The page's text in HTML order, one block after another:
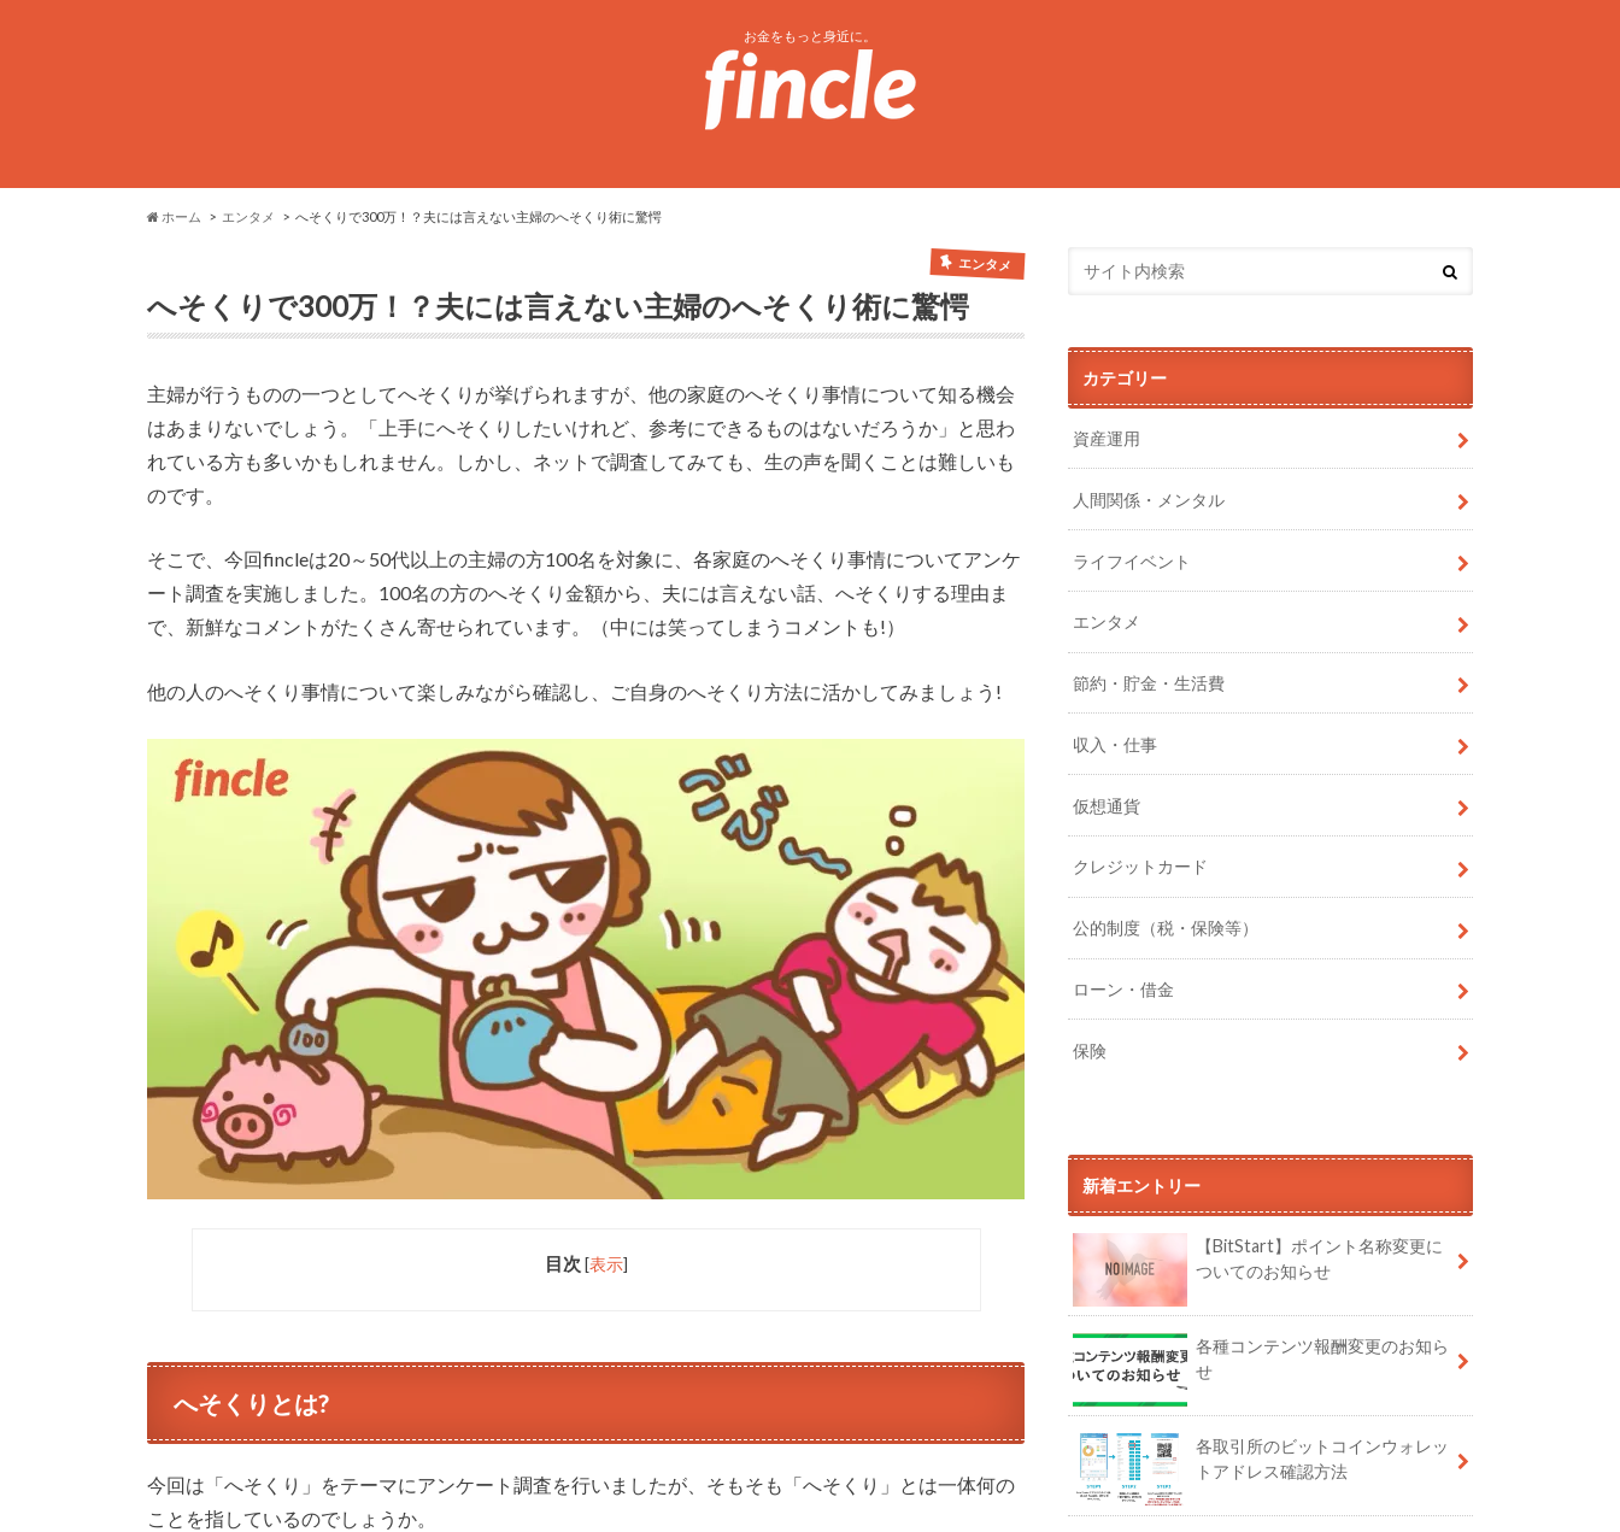
お金をもっと身近に。
ホーム エンタメ へそくりで300万！？夫には言えない主婦のへそくり術に驚愕
エンタメ
へそくりで300万！？夫には言えない主婦のへそくり術に驚愕
主婦が行うものの一つとしてへそくりが挙げられますが、他の家庭のへそくり事情について知る機会
はあまりないでしょう。「上手にへそくりしたいけれど、参考にできるものはないだろうか」と思わ
れている方も多いかもしれません。しかし、ネットで調査してみても、生の声を聞くことは難しいも
のです。
そこで、今回fincleは20～50代以上の主婦の方100名を対象に、各家庭のへそくり事情についてアンケ
ート調査を実施しました。100名の方のへそくり金額から、夫には言えない話、へそくりする理由ま
で、新鮮なコメントがたくさん寄せられています。（中には笑ってしまうコメントも!）
他の人のへそくり事情について楽しみながら確認し、ご自身のへそくり方法に活かしてみましょう!
目次 [表示]
へそくりとは?
今回は「へそくり」をテーマにアンケート調査を行いましたが、そもそも「へそくり」とは一体何の
ことを指しているのでしょうか。
カテゴリー
資産運用
人間関係・メンタル
ライフイベント
エンタメ
節約・貯金・生活費
収入・仕事
仮想通貨
クレジットカード
公的制度（税・保険等）
ローン・借金
保険
新着エントリー
【BitStart】ポイント名称変更に
ついてのお知らせ
各種コンテンツ報酬変更のお知ら
せ
各取引所のビットコインウォレッ
トアドレス確認方法